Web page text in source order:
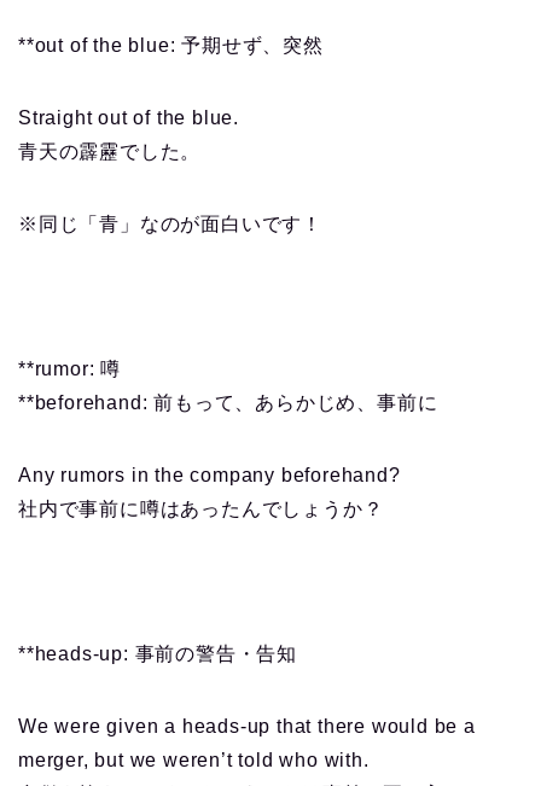
**out of the blue: 予期せず、突然
Straight out of the blue.
青天の霹靂でした。
※同じ「青」なのが面白いです！
**rumor: 噂
**beforehand: 前もって、あらかじめ、事前に
Any rumors in the company beforehand?
社内で事前に噂はあったんでしょうか？
**heads-up: 事前の警告・告知
We were given a heads-up that there would be a
merger, but we weren’t told who with.